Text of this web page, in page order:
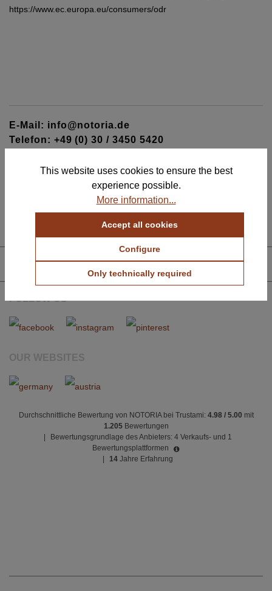
https://www.ec.europa.eu/consumers/odr
E-Mail: info@notoria.de
Telefon: +49 (0) 30 / 3450 5420
SERVICE & CONTACT
FOLLOW US
OUR WEBSITES
Durchschnittliche Bewertung von NOTORIA bei Trustami: 4.98 / 5.00 mit
1.205 Bewertungen
Bewertungsgrundlage des Anbieters: 4 Verkaufs- und 1
Bewertungsplattformen
14 Jahre Erfahrung
This website uses cookies to ensure the best
experience possible.
More information...
Only technically required
Configure
Accept all cookies